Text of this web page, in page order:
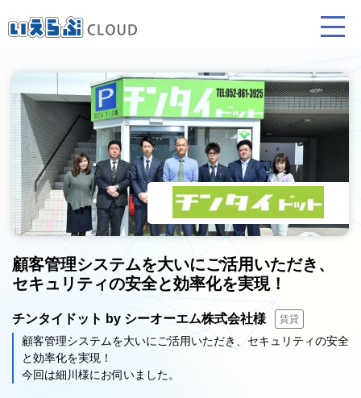
賃貸仲介
業務向け機能
売買仲介
業務向け機能
賃貸管理
業務向け機能
ホームページ制作について プラン紹介･制作の流れ
顧客管理システムを大いにご活用いただき、
セキュリティの安全と効率化を実現！
チンタイドット by シーオーエム株式会社様 賃貸
顧客管理システムを大いにご活用いただき、セキュリティの安全
と効率化を実現！
今回は細川様にお伺いました。